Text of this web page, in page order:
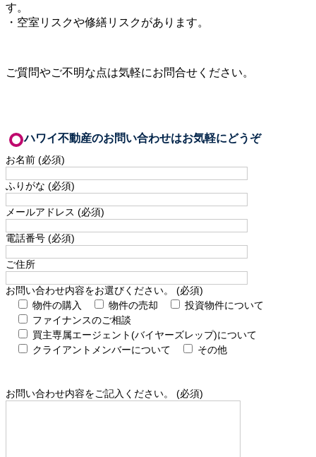
す。
・空室リスクや修繕リスクがあります。
ご質問やご不明な点は気軽にお問合せください。
ハワイ不動産のお問い合わせはお気軽にどうぞ
お名前 (必須)
ふりがな (必須)
メールアドレス (必須)
電話番号 (必須)
ご住所
お問い合わせ内容をお選びください。 (必須)
物件の購入
物件の売却
投資物件について
ファイナンスのご相談
買主専属エージェント(バイヤーズレップ)について
クライアントメンバーについて
その他
お問い合わせ内容をご記入ください。 (必須)